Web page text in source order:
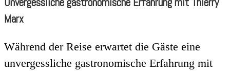
Marx
Während der Reise erwartet die Gäste eine
unvergessliche gastronomische Erfahrung mit